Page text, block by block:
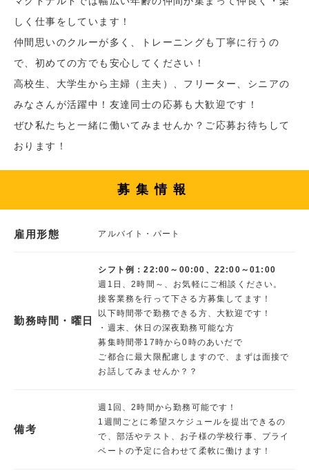
しく仕事をしています！
仲間思いのクルーが多く、トレーニングも丁寧に行うの
で、初めての方でも安心してください！
高校生、大学生から主婦（主夫）、フリーター、シニアの
みなさんが活躍中！友達同士の応募も大歓迎です！
ぜひ私たちと一緒に働いてみませんか？ご応募お待ちして
おります！
募集情報
雇用形態 アルバイト・パート
勤務時間・曜日
シフト例：22:00～00:00、22:00～01:00
週1日、2時間～、お気軽にご相談ください。
接客業務を行って下さる方募集してます！
以下時間帯で勤務できる方、大歓迎です！
・週末、休日の深夜勤務可能な方
募集時間帯17時から0時のあいだで
ご都合に最大限配慮しますので、まずは面接で
お話してみませんか？？
備考
週1回、2時間から勤務可能です！
1週間ごとに希望スケジュールを提出できるの
で、部活やテスト、お子様の学校行事、プライ
ベートの予定に合わせて柔軟に働けます！